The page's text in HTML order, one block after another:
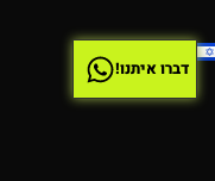
דברו איתנו!